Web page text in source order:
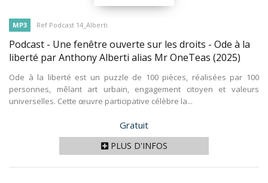
MP3 Ref Podcast 14_Alberti
Podcast - Une fenêtre ouverte sur les droits - Ode à la
liberté par Anthony Alberti alias Mr OneTeas (2025)
Ode à la liberté est un puzzle de 100 pièces, réalisées par 100
personnes, mêlant art urbain, engagement citoyen et valeurs
universelles. Cette œuvre participative célèbre la...
Prix
Gratuit
PLUS D'INFOS